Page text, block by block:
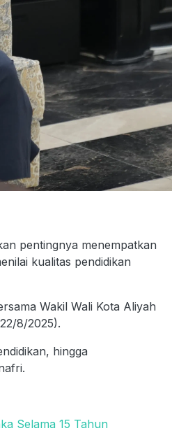
pentingnya menempatkan
kualitas pendidikan
Wakil Wali Kota Aliyah
8/2025).
hingga
Selama 15 Tahun